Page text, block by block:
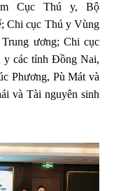
Cục Thú y, Bộ
Chi cục Thú y Vùng
ương; Chi cục
y các tỉnh Đồng Nai,
Phương, Pù Mát và
và Tài nguyên sinh